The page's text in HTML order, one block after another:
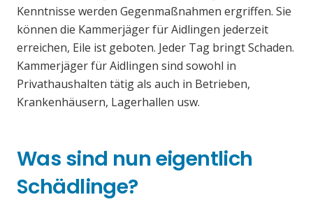
Kenntnisse werden Gegenmaßnahmen ergriffen. Sie
können die Kammerjäger für Aidlingen jederzeit
erreichen, Eile ist geboten. Jeder Tag bringt Schaden.
Kammerjäger für Aidlingen sind sowohl in
Privathaushalten tätig als auch in Betrieben,
Krankenhäusern, Lagerhallen usw.
Was sind nun eigentlich
Schädlinge?